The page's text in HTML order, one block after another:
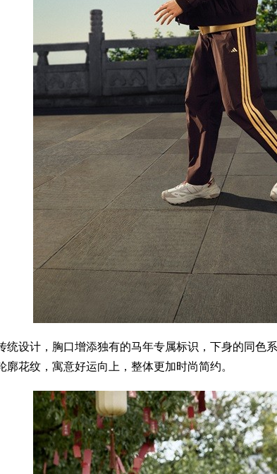
设计，胸口增添独有的马年专属标识，下身的同
花纹，寓意好运向上，整体更加时尚简约。